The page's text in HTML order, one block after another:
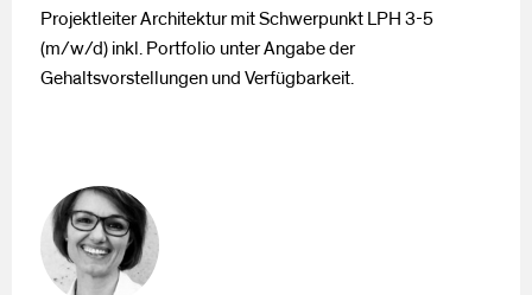
Projektleiter Architektur mit Schwerpunkt LPH 3-5
(m/w/d) inkl. Portfolio unter Angabe der
Gehaltsvorstellungen und Verfügbarkeit.